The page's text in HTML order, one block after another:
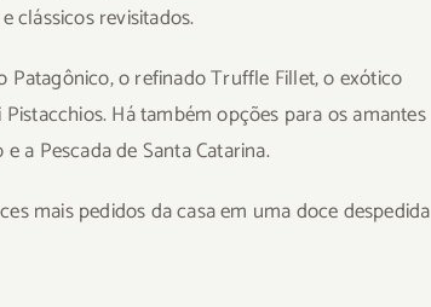
clássicos revisitados.
Patagônico, o refinado Truffle Fillet, o exótico
Há também opções para os amantes
a Pescada de Santa Catarina.
mais pedidos da casa em uma doce despedida